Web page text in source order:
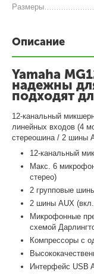
Размеры
Описание
Yamaha
надежны
подходят
12-канальный
линейных входов (4
стереошина / 2 шины
12-канальный
Макс. 6
стерео)
2 групповые
2 шины AUX
Микрофонные
схемой
Компрессоры с
Интерфейс USB